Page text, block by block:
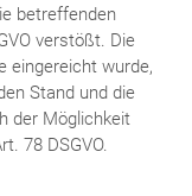
betreffenden
verstößt. Die
eingereicht wurde,
Stand und die
der Möglichkeit
78 DSGVO.